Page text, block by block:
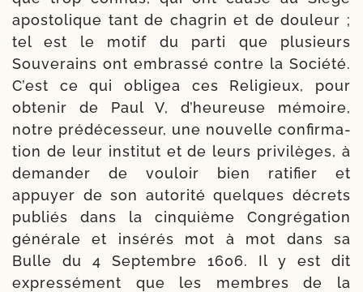
apos­to­lique tant de cha­grin et de dou­leur ;
tel est le motif du par­ti que plu­sieurs
Souverains ont embras­sé contre la Société.
C’est ce qui obli­gea ces Religieux, pour
obte­nir de Paul V, d’heu­reuse mémoire,
notre pré­dé­ces­seur, une nou­velle confir­ma­
tion de leur ins­ti­tut et de leurs pri­vi­lèges, à
deman­der de vou­loir bien rati­fier et
appuyer de son auto­ri­té quelques décrets
publiés dans la cin­quième Congrégation
géné­rale et insé­rés mot à mot dans sa
Bulle du 4 Septembre 1606. Il y est dit
expres­sé­ment que les membres de la